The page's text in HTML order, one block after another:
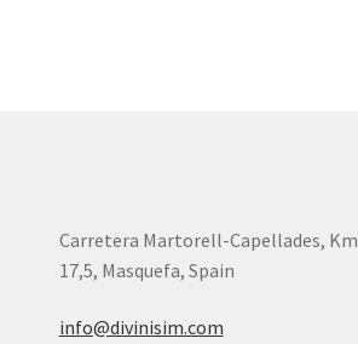
Carretera Martorell-Capellades, Km
17,5, Masquefa, Spain
info@divinisim.com